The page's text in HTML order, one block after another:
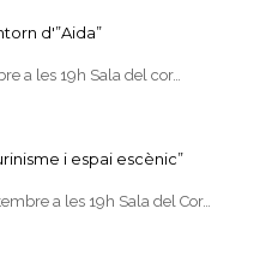
d'”Aida”
a les 19h Sala del cor…
i espai escènic”
a les 19h Sala del Cor…